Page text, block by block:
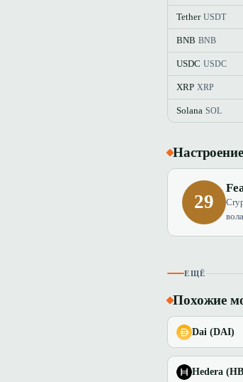
Tether USDT
BNB BNB
USDC USDC
XRP XRP
Solana SOL
29
ЕЩЁ
Похожие
Dai (DAI)
Hedera